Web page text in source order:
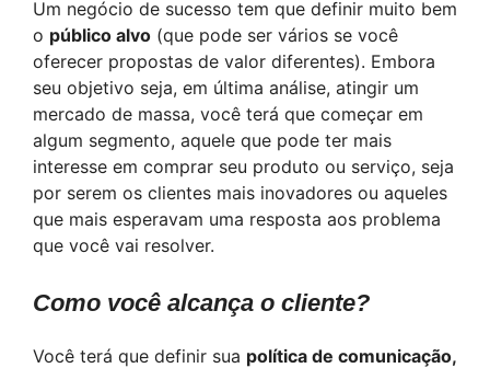
Um negócio de sucesso tem que definir muito bem
o público alvo (que pode ser vários se você
oferecer propostas de valor diferentes). Embora
seu objetivo seja, em última análise, atingir um
mercado de massa, você terá que começar em
algum segmento, aquele que pode ter mais
interesse em comprar seu produto ou serviço, seja
por serem os clientes mais inovadores ou aqueles
que mais esperavam uma resposta aos problema
que você vai resolver.
Como você alcança o cliente?
Você terá que definir sua política de comunicação,